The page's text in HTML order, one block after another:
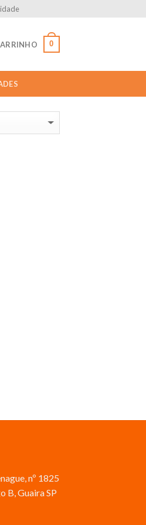
0
nº 1825
B, Guaira SP